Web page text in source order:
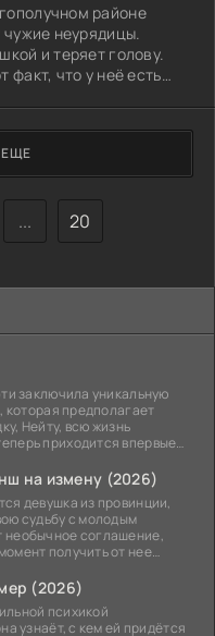
районе
чужие неурядицы.
и теряет голову.
факт, что у неё есть
девушку в покое.
к сердцу и
гангстер
Джона, и тот
лет. Тюрьма не
... 20
заключила уникальную
которая предполагает
Нейту, всю жизнь
приходится впервые
на измену (2026)
девушка из провинции,
судьбу с молодым
соглашение,
получить от нее
(2026)
психикой
узнаёт, с кем ей придётся